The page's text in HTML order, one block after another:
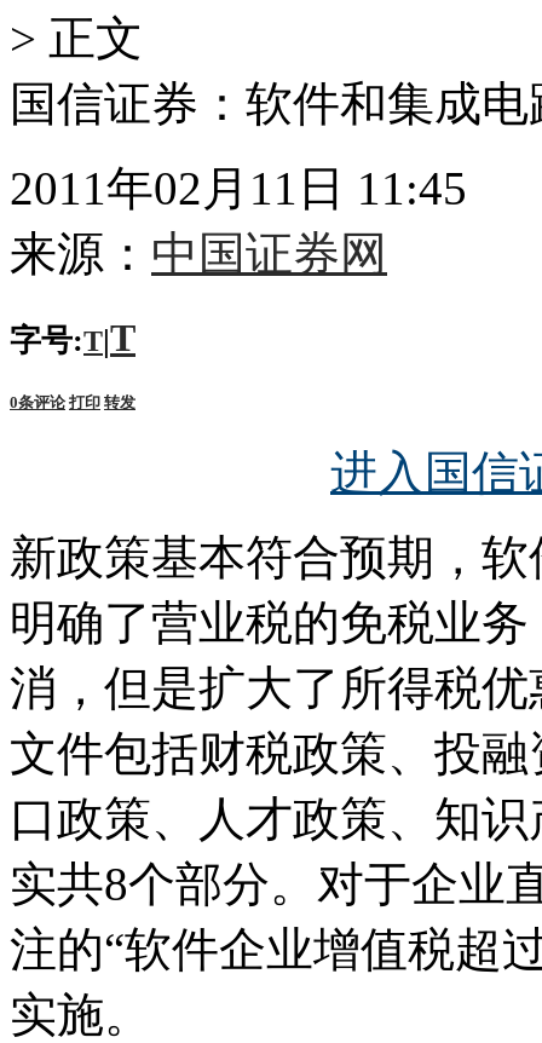
> 正文
国信证券：软件和集成
2011年02月11日 11:45
来源： 中国证券网
字号:T|T
0条评论 打印 转发
进入国信
新政策基本符合预期，
明确了营业税的免税业
消，但是扩大了所得税
文件包括财税政策、投
口政策、人才政策、知
实共8个部分。对于企业
注的“软件企业增值税超
实施。